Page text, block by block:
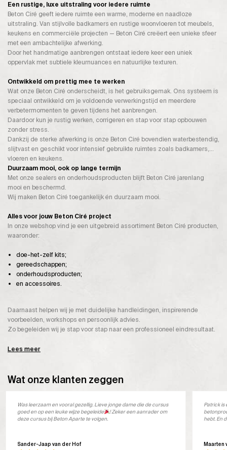
Een rustige, luxe uitstraling voor iedere ruimte
Beton Ciré geeft iedere ruimte een warme, moderne en naadloze
uitstraling. Van stijlvolle badkamers en rustige woonvloeren tot meubels,
keukens en commerciële projecten — Beton Ciré creëert een unieke sfeer
met een ambachtelijke afwerking.
Door het handmatige aanbrengen ontstaat iedere keer een uniek
oppervlak met subtiele kleurnuances en natuurlijke texturen.
Ontwikkeld om prettig mee te werken
Wat onze Beton Ciré onderscheidt, is het gebruiksgemak. Ons systeem is
speciaal ontwikkeld om je voldoende verwerkingstijd en meerdere
verbetermomenten te geven tijdens het aanbrengen.
Daardoor kun je rustig werken, corrigeren en stap voor stap opbouwen
zonder stress.
Dankzij de sterke afwerking is onze Beton Ciré bovendien waterbestendig,
slijtvast en geschikt voor intensief gebruikte ruimtes zoals badkamers,
vloeren en keukens.
Duurzaam mooi, ook op lange termijn
Met onze sealers en onderhoudsproducten blijft Beton Ciré jarenlang
mooi en beschermd.
Wij maken Beton Ciré toegankelijk én duurzaam mooi.
Alles voor jouw Beton Ciré project
In onze webshop vind je een uitgebreid assortiment Beton Ciré producten,
waaronder:
doe-het-zelf kits;
gereedschappen;
onderhoudsproducten;
en accessoires.
Daarnaast helpen wij je met duidelijke handleidingen, inspirerende
voorbeelden, workshops en persoonlijk advies.
Zo begeleiden wij je stap voor stap naar een professioneel eindresultaat.
Lees meer
Wat onze klanten zeggen
Sander-Jaap van der Hof
Was leerzaam en vooral gezellig. Lieve jonge dame die de cursus
goed en op een leuke wijze begeleide
! Zeker een aanrader om
deze cursus bij Beton Aparte te volgen.
Maarten
Patrick is
hebt. En